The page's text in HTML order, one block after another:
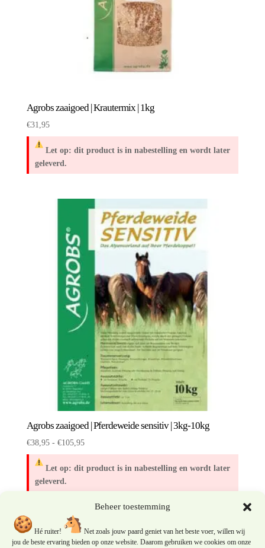
Beheer toestemming
Hé ruiter!
Net zoals jouw paard geniet van het beste voer, willen wij
jou de beste ervaring bieden op onze website. Daarom gebruiken we cookies om onze
Agrobs zaaigoed | Krautermix | 1kg
€31,95
Let op: dit product is in nabestelling en wordt later
geleverd.
Agrobs zaaigoed | Pferdeweide sensitiv | 3kg-10kg
€38,95 - €105,95Prijsklasse:
€38,95
tot
Let op: dit product is in nabestelling en wordt later
geleverd.